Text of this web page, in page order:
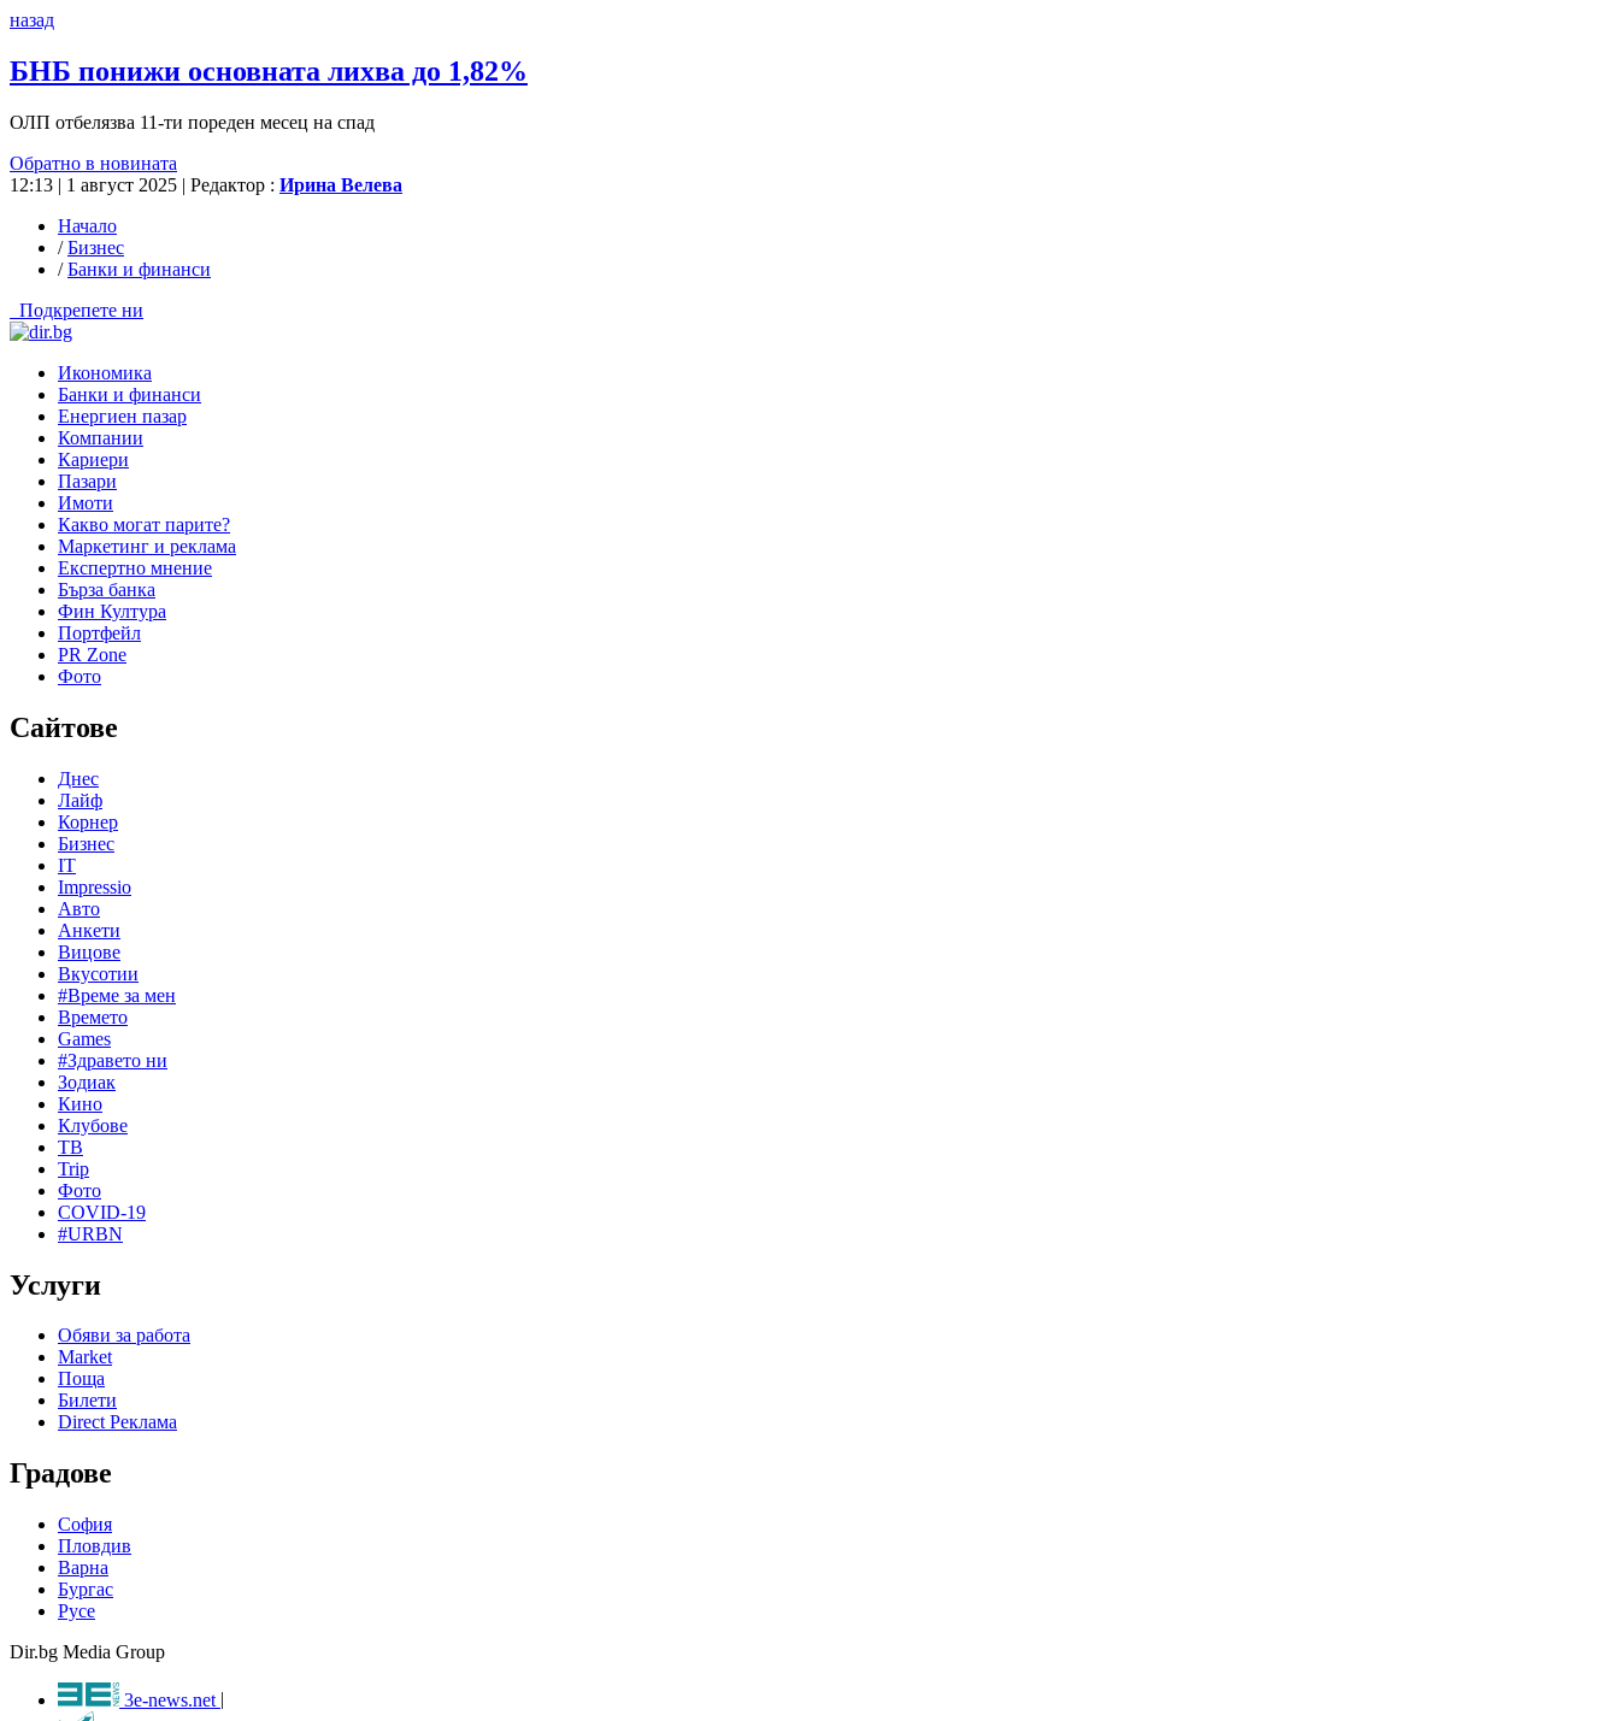
назад
БНБ понижи основната лихва до 1,82%
ОЛП отбелязва 11-ти пореден месец на спад
Обратно в новината
12:13 | 1 август 2025 | Редактор : Ирина Велева
Начало
/Бизнес
/Банки и финанси
Подкрепете ни
Икономика
Банки и финанси
Енергиен пазар
Компании
Кариери
Пазари
Имоти
Какво могат парите?
Маркетинг и реклама
Експертно мнение
Бърза банка
Фин Култура
Портфейл
PR Zone
Фото
Сайтове
Днес
Лайф
Корнер
Бизнес
IT
Impressio
Авто
Анкети
Вицове
Вкусотии
#Време за мен
Времето
Games
#Здравето ни
Зодиак
Кино
Клубове
ТВ
Trip
Фото
COVID-19
#URBN
Услуги
Обяви за работа
Market
Поща
Билети
Direct Реклама
Градове
София
Пловдив
Варна
Бургас
Русе
Dir.bg Media Group
3e-news.net